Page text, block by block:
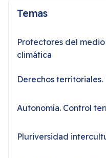
Temas
Protectores del
climática
Derechos
Autonomía. Control
Pluriversidad